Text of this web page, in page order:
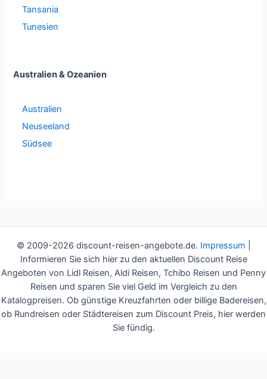
Tansania
Tunesien
Australien & Ozeanien
Australien
Neuseeland
Südsee
© 2009-2026 discount-reisen-angebote.de. Impressum
Informieren Sie sich hier zu den aktuellen Discount Reise
Angeboten von Lidl Reisen, Aldi Reisen, Tchibo Reisen und Penny
Reisen und sparen Sie viel Geld im Vergleich zu den
Katalogpreisen. Ob günstige Kreuzfahrten oder billige Badereisen,
ob Rundreisen oder Städtereisen zum Discount Preis, hier werden
Sie fündig.